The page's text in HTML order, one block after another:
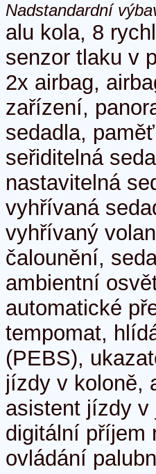
Nadstandardní
alu kola, 8
senzor tlaku v
2x airbag,
zařízení,
sedadla,
seřiditelná
nastavitelná
vyhřívaná
vyhřívaný
čalounění,
ambientní
automatické
tempomat,
(PEBS),
jízdy v koloně,
asistent jízdy
digitální příjem
ovládání